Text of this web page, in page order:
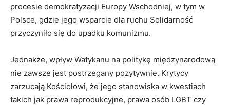
procesie demokratyzacji Europy Wschodniej, w tym w
Polsce, gdzie jego wsparcie dla ruchu Solidarność
przyczyniło się do upadku komunizmu.
Jednakże, wpływ Watykanu na politykę międzynarodową
nie zawsze jest postrzegany pozytywnie. Krytycy
zarzucają Kościołowi, że jego stanowiska w kwestiach
takich jak prawa reprodukcyjne, prawa osób LGBT czy